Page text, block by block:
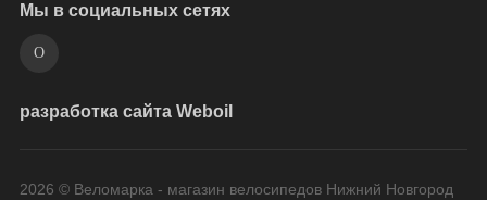
Мы в социальных сетях
разработка сайта Weboil
2026 © Веломарка - магазин велосипедов Нижний Новгород